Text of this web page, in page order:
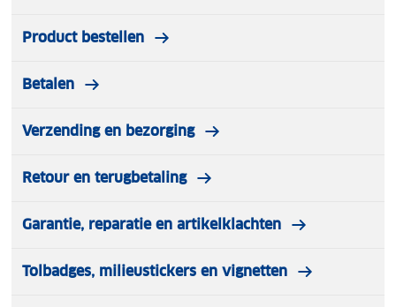
Product bestellen
Betalen
Verzending en bezorging
Retour en terugbetaling
Garantie, reparatie en artikelklachten
Tolbadges, milieustickers en vignetten